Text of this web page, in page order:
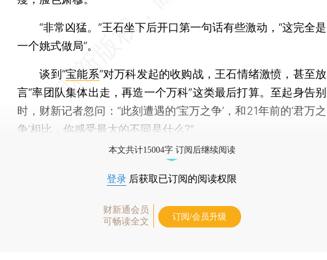
“非常凶猛。”王石坐下后开口第一句话有些激动，“这完全是
一个姚式做局”。
谈到“宝能系”对万科发起的收购战，王石情绪激愤，甚至放
言“率团队集体出走，再造一个万科”这类最后打算。至起身告别
时，财新记者忽问：“此刻遭遇的‘宝万之争’，和21年前的‘君万之
争’相比，你感受最大的不同是什么?”
本文共计15004字 订阅后继续阅读
登录 后获取已订阅的阅读权限
财新通会员
可畅读全文
订阅/会员升级